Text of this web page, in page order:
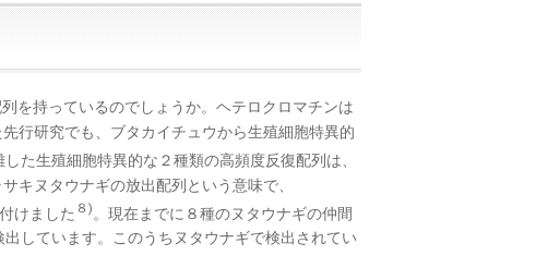
を持っているのでしょうか。ヘテロクロマチンは
行研究でも、ブタカイチュウから生殖細胞特異的
た生殖細胞特異的な２種類の高頻度反復配列は、
キヌタウナギの放出配列という意味で、
けました ８) 。現在までに８種のヌタウナギの仲間
しています。このうちヌタウナギで検出されてい